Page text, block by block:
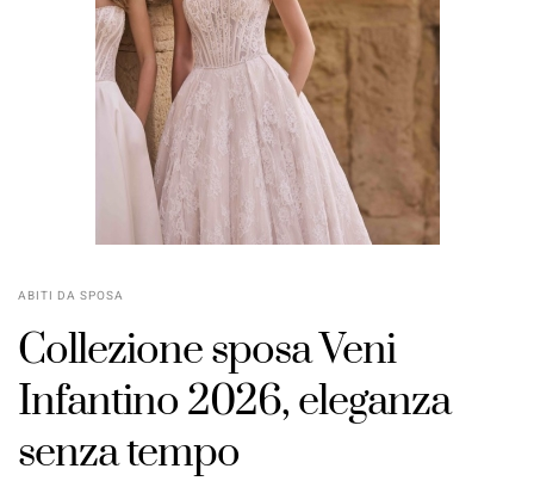
ABITI DA SPOSA
Collezione sposa Veni
Infantino 2026, eleganza
senza tempo